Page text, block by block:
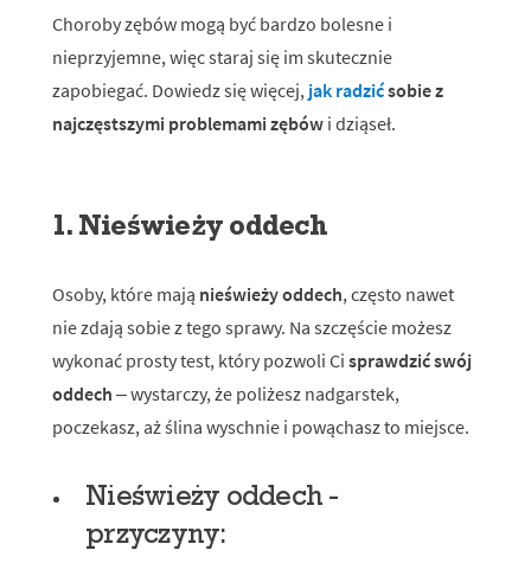
Choroby zębów mogą być bardzo bolesne i
nieprzyjemne, więc staraj się im skutecznie
zapobiegać. Dowiedz się więcej, jak radzićsobie z
najczęstszymi problemami zębów i dziąseł.
1. Nieświeży oddech
Osoby, które mają nieświeży oddech, często nawet
nie zdają sobie z tego sprawy. Na szczęście możesz
wykonać prosty test, który pozwoli Ci sprawdzić swój
oddech – wystarczy, że poliżesz nadgarstek,
poczekasz, aż ślina wyschnie i powąchasz to miejsce.
Nieświeży oddech -
przyczyny: